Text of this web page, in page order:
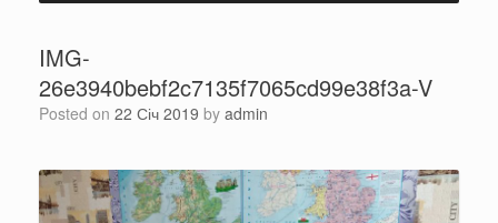
IMG-
26e3940bebf2c7135f7065cd99e38f3a-V
Posted on 22 Січ 2019 by admin